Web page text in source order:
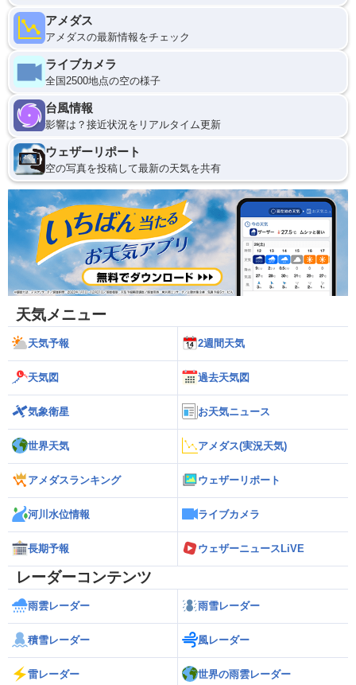
アメダス
アメダスの最新情報をチェック
ライブカメラ
全国2500地点の空の様子
台風情報
影響は？接近状況をリアルタイム更新
ウェザーリポート
空の写真を投稿して最新の天気を共有
天気メニュー
天気予報 2週間天気
天気図 過去天気図
気象衛星 お天気ニュース
世界天気 アメダス(実況天気)
アメダスランキング ウェザーリポート
河川水位情報 ライブカメラ
長期予報 ウェザーニュースLiVE
レーダーコンテンツ
雨雲レーダー 雨雪レーダー
積雪レーダー 風レーダー
雷レーダー 世界の雨雲レーダー